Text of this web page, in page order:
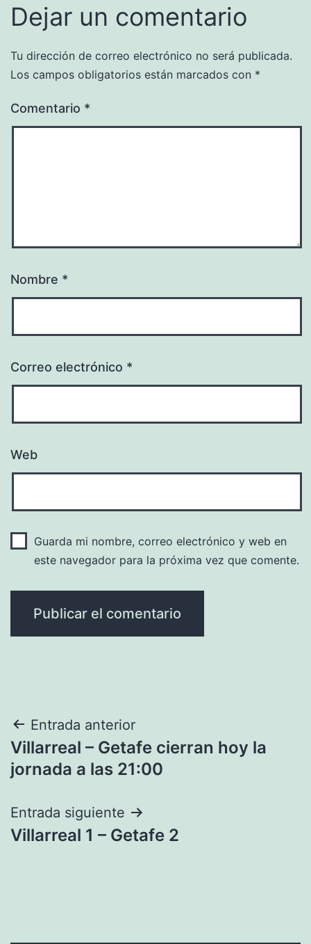
Dejar un comentario
Tu dirección de correo electrónico no será publicada.
Los campos obligatorios están marcados con *
Comentario *
Nombre *
Correo electrónico *
Web
Guarda mi nombre, correo electrónico y web en
este navegador para la próxima vez que comente.
Navegación
de
Entrada anterior
Villarreal – Getafe cierran hoy la
jornada a las 21:00
Entrada siguiente
Villarreal 1 – Getafe 2